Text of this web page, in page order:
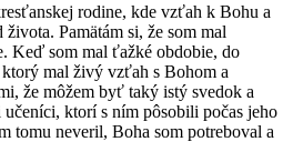
rodine, kde vzťah k Bohu a
Pamätám si, že som mal
Keď som mal ťažké obdobie, do
mal živý vzťah s Bohom a
že môžem byť taký istý svedok a
ktorí s ním pôsobili počas jeho
tomu neveril, Boha som potreboval a